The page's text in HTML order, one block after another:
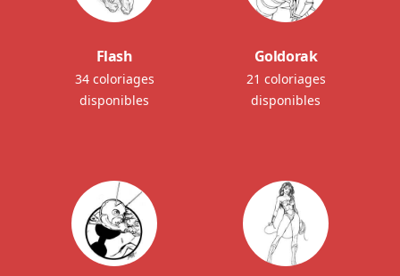
Flash
34 coloriages
disponibles
Goldorak
21 coloriages
disponibles